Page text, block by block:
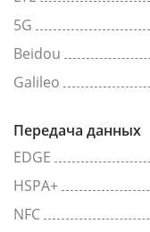
5G
Beidou
Galileo
Передача данных
EDGE
HSPA+
NFC